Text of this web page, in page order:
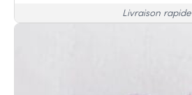
Livraison rapide